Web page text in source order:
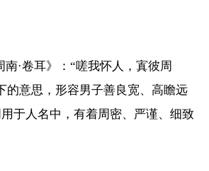
南·卷耳》：“嗟我怀人，寘彼周
的意思，形容男子善良宽、高瞻远
于人名中，有着周密、严谨、细致